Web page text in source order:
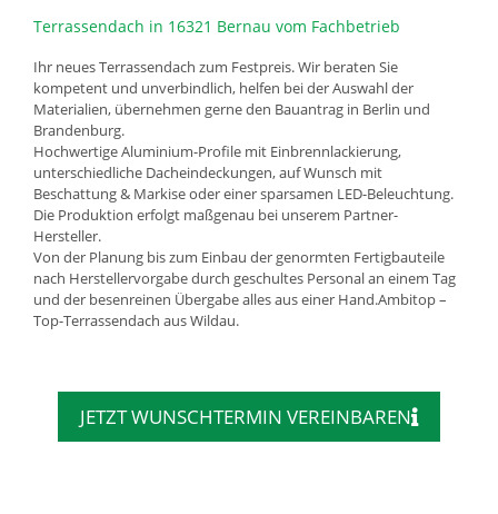
Terrassendach in 16321 Bernau vom Fachbetrieb
Ihr neues Terrassendach zum Festpreis. Wir beraten Sie
kompetent und unverbindlich, helfen bei der Auswahl der
Materialien, übernehmen gerne den Bauantrag in Berlin und
Brandenburg.
Hochwertige Aluminium-Profile mit Einbrennlackierung,
unterschiedliche Dacheindeckungen, auf Wunsch mit
Beschattung & Markise oder einer sparsamen LED-Beleuchtung.
Die Produktion erfolgt maßgenau bei unserem Partner-
Hersteller.
Von der Planung bis zum Einbau der genormten Fertigbauteile
nach Herstellervorgabe durch geschultes Personal an einem Tag
und der besenreinen Übergabe alles aus einer Hand.Ambitop –
Top-Terrassendach aus Wildau.
JETZT WUNSCHTERMIN VEREINBAREN